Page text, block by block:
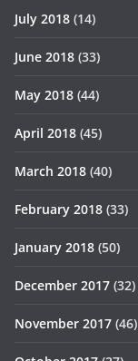
July 2018 (14)
June 2018 (33)
May 2018 (44)
April 2018 (45)
March 2018 (40)
February 2018 (33)
January 2018 (50)
December 2017 (32)
November 2017 (46)